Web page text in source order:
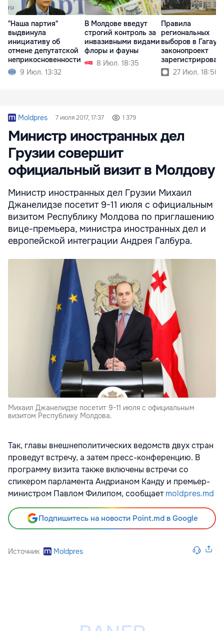
"Наша партия"
выдвинула
инициативу об
отмене депутатской
неприкосновенности
9 Июл. 13:32
В Молдове введут
строгий контроль за
инвазивными видами
флоры и фауны
8 Июл. 18:35
Правила
региональных
выборов в
законопроект
зарегистрирован
парламенте
27 Июл. 18:50
Moldpres 7 июля 2017, 17:37 1 379
Министр иностранных дел
Грузии совершит
официальный визит в Молдову
Министр иностранных дел Грузии Михаил
Джанелидзе посетит 9-11 июля с официальным
визитом Республику Молдова по приглашению
вице-премьера, министра иностранных дел и
европейской интеграции Андрея Галбура.
Михаил Джанелидзе посетит 9-11 июля с официальным
визитом Республику Молдова.
Так, главы внешнеполитических ведомств двух стран
проведут встречу, а затем пресс-конференцию. В
программу визита также включены встречи со
спикером парламента Андрианом Канду и премьер-
министром Павлом Филипом, сообщаетmoldpres.md
Подпишитесь на новости Point.md в Google
Источник Moldpres